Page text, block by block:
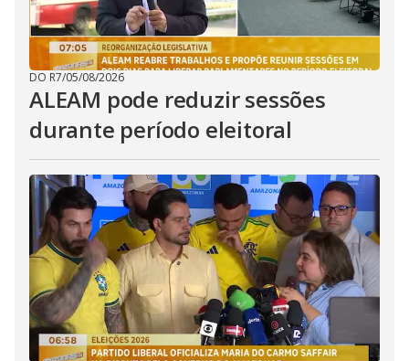
DO R7/05/08/2026
ALEAM pode reduzir sessões
durante período eleitoral